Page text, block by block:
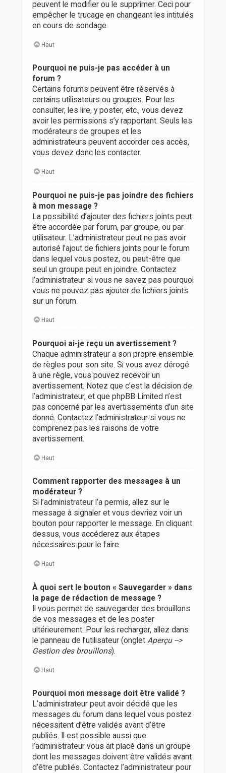
peuvent le modifier ou le supprimer. Ceci pour
empêcher le trucage en changeant les intitulés
en cours de sondage.
Haut
Pourquoi ne puis-je pas accéder à un
forum ?
Certains forums peuvent être réservés à
certains utilisateurs ou groupes. Pour les
consulter, les lire, y poster, etc., vous devez
avoir les permissions s’y rapportant. Seuls les
modérateurs de groupes et les
administrateurs peuvent accorder ces accès,
vous devez donc les contacter.
Haut
Pourquoi ne puis-je pas joindre des fichiers
à mon message ?
La possibilité d’ajouter des fichiers joints peut
être accordée par forum, par groupe, ou par
utilisateur. L’administrateur peut ne pas avoir
autorisé l’ajout de fichiers joints pour le forum
dans lequel vous postez, ou peut-être que
seul un groupe peut en joindre. Contactez
l’administrateur si vous ne savez pas pourquoi
vous ne pouvez pas ajouter de fichiers joints
sur un forum.
Haut
Pourquoi ai-je reçu un avertissement ?
Chaque administrateur a son propre ensemble
de règles pour son site. Si vous avez dérogé
à une règle, vous pouvez recevoir un
avertissement. Notez que c’est la décision de
l’administrateur, et que phpBB Limited n’est
pas concerné par les avertissements d’un site
donné. Contactez l’administrateur si vous ne
comprenez pas les raisons de votre
avertissement.
Haut
Comment rapporter des messages à un
modérateur ?
Si l’administrateur l’a permis, allez sur le
message à signaler et vous devriez voir un
bouton pour rapporter le message. En cliquant
dessus, vous accéderez aux étapes
nécessaires pour le faire.
Haut
À quoi sert le bouton « Sauvegarder » dans
la page de rédaction de message ?
Il vous permet de sauvegarder des brouillons
de vos messages et de les poster
ultérieurement. Pour les recharger, allez dans
le panneau de l’utilisateur (onglet Aperçu -->
Gestion des brouillons).
Haut
Pourquoi mon message doit être validé ?
L’administrateur peut avoir décidé que les
messages du forum dans lequel vous postez
nécessitent d’être validés avant d’être
publiés. Il est possible aussi que
l’administrateur vous ait placé dans un groupe
dont les messages doivent être validés avant
d’être publiés. Contactez l’administrateur pour